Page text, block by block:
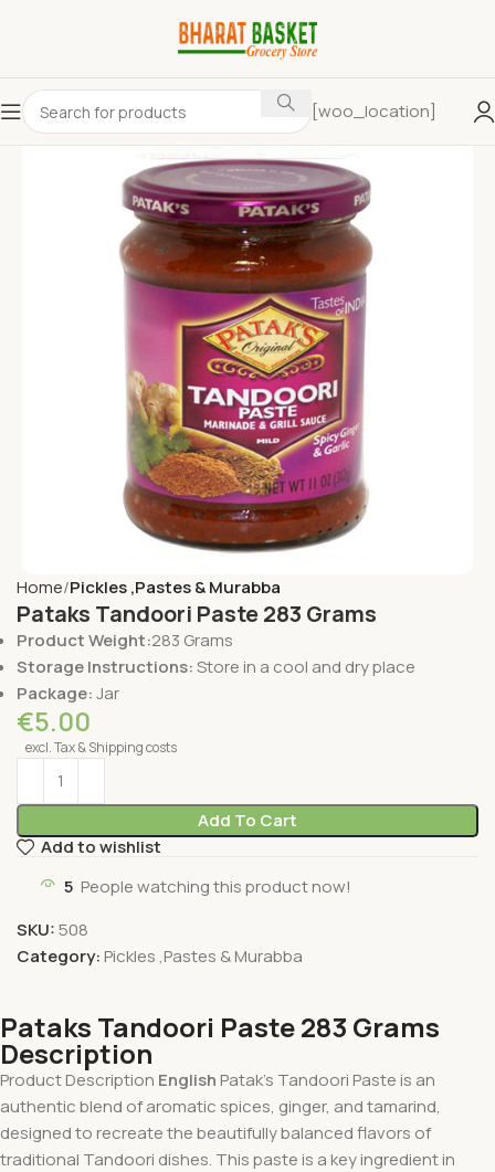
[woo_location]
Home Pickles ,Pastes & Murabba
Pataks Tandoori Paste 283 Grams
Product Weight:283 Grams
Storage Instructions:Store in a cool and dry place
Package:Jar
€5.00
excl. Tax & Shipping costs
Add To Cart
Add to wishlist
5 People watching this product now!
SKU:508
Category: Pickles ,Pastes & Murabba
Pataks Tandoori Paste 283 Grams
Description
Product Description English Patak’s Tandoori Paste is an
authentic blend of aromatic spices, ginger, and tamarind,
designed to recreate the beautifully balanced flavors of
traditional Tandoori dishes. This paste is a key ingredient in